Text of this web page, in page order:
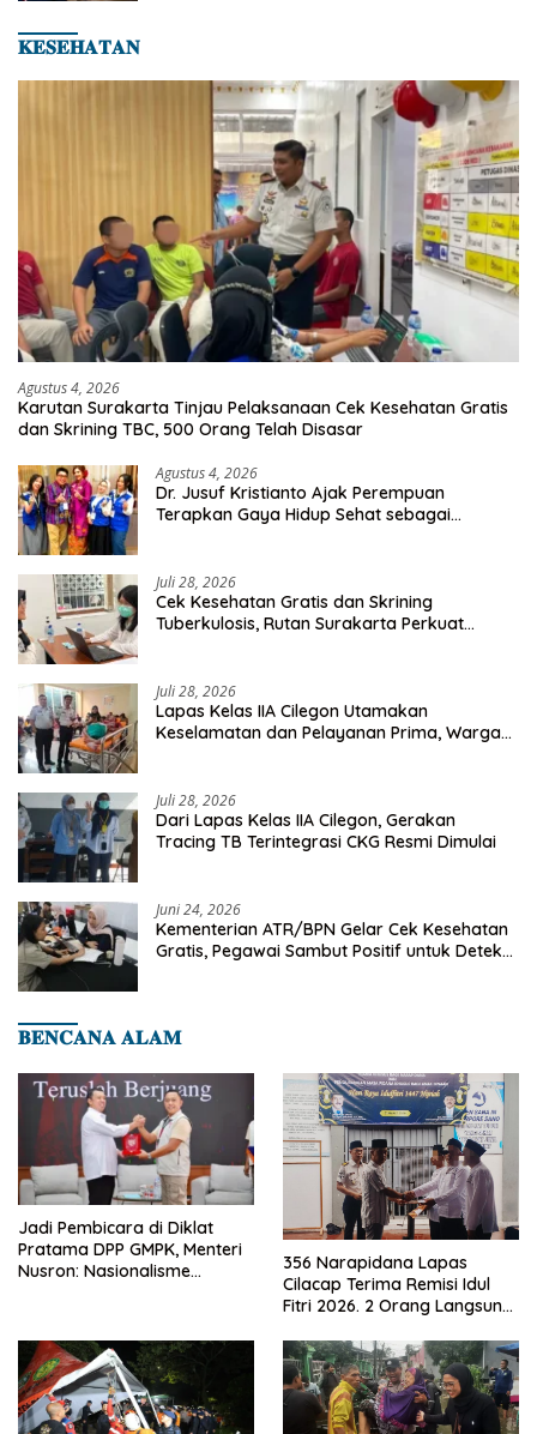
𝐊𝐄𝐒𝐄𝐇𝐀𝐓𝐀𝐍
Agustus 4, 2026
Karutan Surakarta Tinjau Pelaksanaan Cek Kesehatan Gratis
dan Skrining TBC, 500 Orang Telah Disasar
Agustus 4, 2026
Dr. Jusuf Kristianto Ajak Perempuan
Terapkan Gaya Hidup Sehat sebagai
Juli 28, 2026
Cek Kesehatan Gratis dan Skrining
Tuberkulosis, Rutan Surakarta Perkuat
Juli 28, 2026
Lapas Kelas IIA Cilegon Utamakan
Keselamatan dan Pelayanan Prima, Warga
Juli 28, 2026
Dari Lapas Kelas IIA Cilegon, Gerakan
Tracing TB Terintegrasi CKG Resmi Dimulai
Juni 24, 2026
Kementerian ATR/BPN Gelar Cek Kesehatan
Gratis, Pegawai Sambut Positif untuk Deteksi
𝐁𝐄𝐍𝐂𝐀𝐍𝐀 𝐀𝐋𝐀𝐌
Jadi Pembicara di Diklat
Pratama DPP GMPK, Menteri
Nusron: Nasionalisme
356 Narapidana Lapas
Cilacap Terima Remisi Idul
Fitri 2026. 2 Orang Langsung